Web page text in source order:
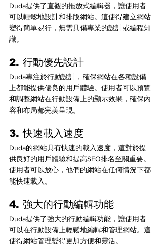
Duda提供了直觀的拖放式編輯器，讓使用者
可以輕鬆地設計和排版網站。這使得建立網站
變得簡單易行，無需具備專業的設計或編程知
識。
2. 行動優先設計
Duda專注於行動設計，確保網站在各種設備
上都能提供優良的用戶體驗。使用者可以預覽
和調整網站在行動設備上的顯示效果，確保內
容和布局都完美呈現。
3. 快速載入速度
Duda的網站具有快速的載入速度，這對於提
供良好的用戶體驗和提高SEO排名至關重要。
使用者可以放心，他們的網站在任何情況下都
能快速載入。
4. 強大的行動編輯功能
Duda提供了強大的行動編輯功能，讓使用者
可以在行動設備上輕鬆地編輯和管理網站。這
使得網站管理變得更加方便和靈活。